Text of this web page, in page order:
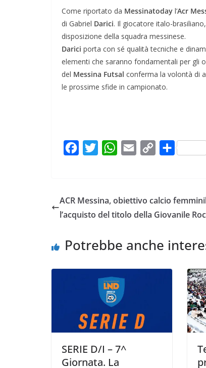
Come riportato da Messinatoday l’Acr
di Gabriel Darici. Il giocatore italo-
disposizione della squadra messinese.
Darici porta con sé qualità tecniche e
elementi che saranno fondamentali per gli
del Messina Futsal conferma la volontà di
le prossime sfide in campionato.
o
r
W
l
C
ACR Messina, obiettivo calcio
l’acquisto del titolo della Giovanile
Potrebbe anche
SERIE D/I – 7^
Giornata. La